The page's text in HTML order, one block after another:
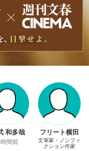
和多哉
間前
フリート横田
文筆家・ノンフィ
クション作家